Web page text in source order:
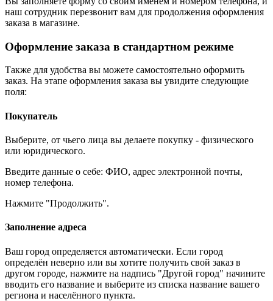
наш сотрудник перезвонит вам для продолжения оформления
заказа в магазине.
Оформление заказа в стандартном режиме
Также для удобства вы можете самостоятельно оформить
заказ. На этапе оформления заказа вы увидите следующие
поля:
Покупатель
Выберите, от чьего лица вы делаете покупку - физического
или юридического.
Введите данные о себе: ФИО, адрес электронной почты,
номер телефона.
Нажмите "Продолжить".
Заполнение адреса
Ваш город определяется автоматически. Если город
определён неверно или вы хотите получить свой заказ в
другом городе, нажмите на надпись "Другой город" начините
вводить его название и выберите из списка название вашего
региона и населённого пункта.